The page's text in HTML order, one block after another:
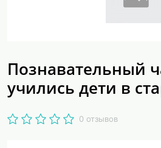
Познавательный
учились дети в
0 отзывов